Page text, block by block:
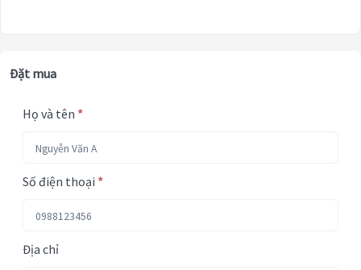
Đặt mua
Họ và tên *
Số điện thoại *
Địa chỉ